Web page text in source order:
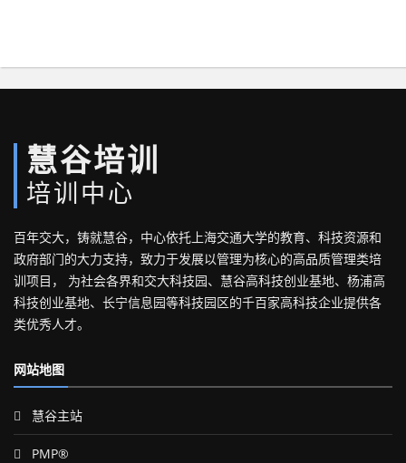
慧谷培训
培训中心
百年交大，铸就慧谷，中心依托上海交通大学的教育、科技资源和
政府部门的大力支持，致力于发展以管理为核心的高品质管理类培
训项目， 为社会各界和交大科技园、慧谷高科技创业基地、杨浦高
科技创业基地、长宁信息园等科技园区的千百家高科技企业提供各
类优秀人才。
网站地图
慧谷主站
PMP®